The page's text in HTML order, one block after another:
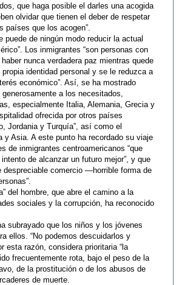
que haga posible el darles una acogida
olvidar que tienen el deber de respetar
países que los acogen”.
de ningún modo reducir la actual
Los inmigrantes “son personas con
nunca verdadera paz mientras quede
identidad personal y se le reduzca a
económico”. Así, se ha mostrado
a los necesitados,
especialmente Italia, Alemania, Grecia y
ofrecida por otros países
Jordania y Turquía”, así como el
Asia. A este punto ha recordado su viaje
de inmigrantes centroamericanos “que
de alcanzar un futuro mejor”, y que
comercio ―horrible forma de
del hombre, que abre el camino a la
sociales y la corrupción, ha reconocido
subrayado que los niños y los jóvenes
ellos. “No podemos descuidarlos y
esta razón, considera prioritaria “la
frecuentemente rota, bajo el peso de la
de la prostitución o de los abusos de
de muerte.